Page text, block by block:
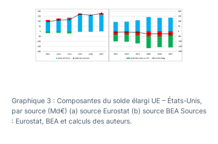
Graphique 3 : Composantes du solde élargi UE – États-Unis,
par source (Md€) (a) source Eurostat (b) source BEA Sources
: Eurostat, BEA et calculs des auteurs.